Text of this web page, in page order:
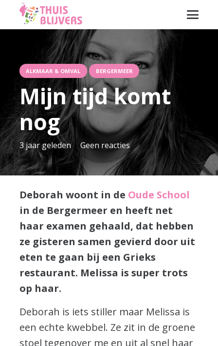
ALKMAAR & OMVAL BERGERMEER
Mijn tijd komt
nog
3 jaar geleden Geen reacties
Deborah woont in de Oude School
in de Bergermeer en heeft net
haar examen gehaald, dat hebben
ze gisteren samen gevierd door uit
eten te gaan bij een Grieks
restaurant. Melissa is super trots
op haar.
Deborah is iets stiller maar Melissa is
een echte kwebbel. Ze zit in de groene
stoel tegenover me en uit al snel haar